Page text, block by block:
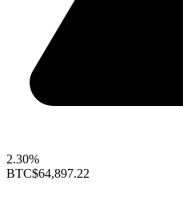
2.30%
BTC$64,897.22